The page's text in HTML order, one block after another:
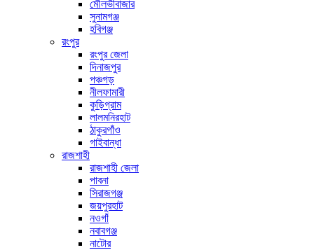
মৌলভীবাজার
সুনামগঞ্জ
হবিগঞ্জ
রংপুর
রংপুর জেলা
দিনাজপুর
পঞ্চগড়
নীলফামারী
কুড়িগ্রাম
লালমনিরহাট
ঠাকুরগাঁও
গাইবান্ধা
রাজশাহী
রাজশাহী জেলা
পাবনা
সিরাজগঞ্জ
জয়পুরহাট
নওগাঁ
নবাবগঞ্জ
নাটোর